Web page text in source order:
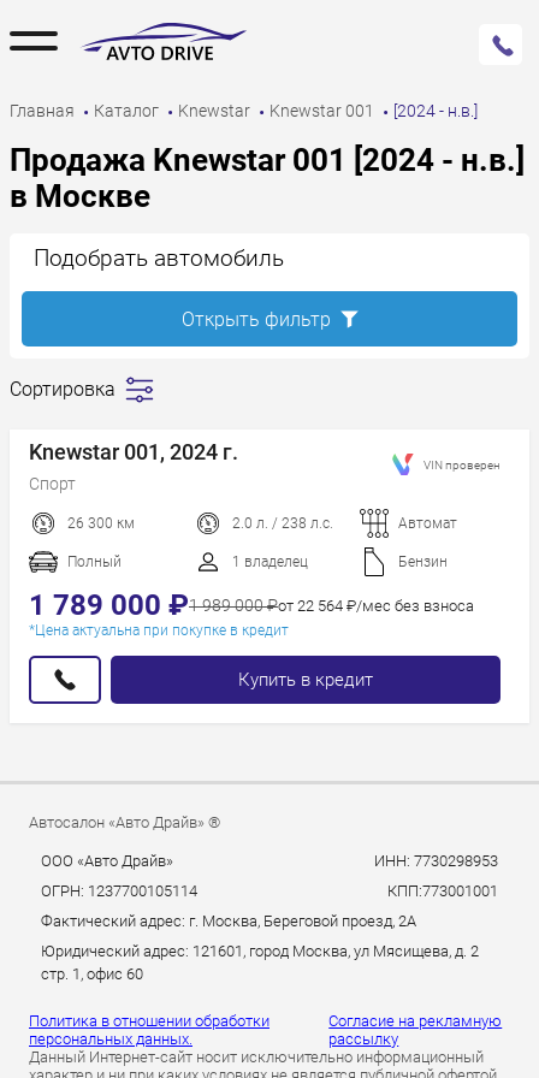
Главная Каталог Knewstar Knewstar 001 [2024 - н.в.]
Продажа Knewstar 001 [2024 - н.в.]
в Москве
Сортировка
дешевле
Сначала
дороже
Пробег
Год новее
Год старше
Knewstar 001, 2024 г.
Спорт
26 300 км 2.0 л. / 238 л.с. Автомат
Полный 1 владелец Бензин
1 789 000 ₽1 989 000 ₽от 22 564 ₽/мес без взноса
*Цена актуальна при покупке в кредит
Купить в кредит
VIN проверен
Подобрать автомобиль
Открыть фильтр
Автосалон «Авто Драйв» ®
ООО «Авто Драйв»
ИНН: 7730298953
ОГРН: 1237700105114
КПП:773001001
Фактический адрес: г. Москва, Береговой проезд, 2А
Юридический адрес: 121601, город Москва, ул Мясищева, д. 2
стр. 1, офис 60
Политика в отношении обработки
персональных данных.
Согласие на рекламную
рассылку
Данный Интернет-сайт носит исключительно информационный